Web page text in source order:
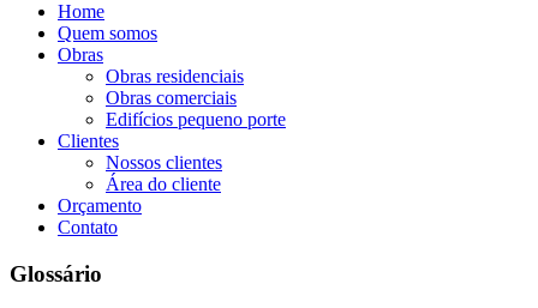
Home
Quem somos
Obras
Obras residenciais
Obras comerciais
Edifícios pequeno porte
Clientes
Nossos clientes
Área do cliente
Orçamento
Contato
Glossário